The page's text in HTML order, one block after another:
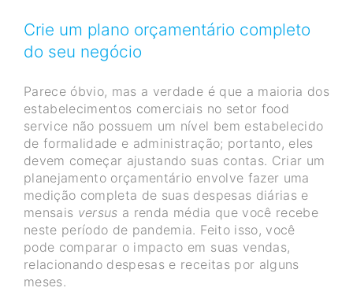
Crie um plano orçamentário completo
do seu negócio
Parece óbvio, mas a verdade é que a maioria dos
estabelecimentos comerciais no setor food
service não possuem um nível bem estabelecido
de formalidade e administração; portanto, eles
devem começar ajustando suas contas. Criar um
planejamento orçamentário envolve fazer uma
medição completa de suas despesas diárias e
mensais versus a renda média que você recebe
neste período de pandemia. Feito isso, você
pode comparar o impacto em suas vendas,
relacionando despesas e receitas por alguns
meses.